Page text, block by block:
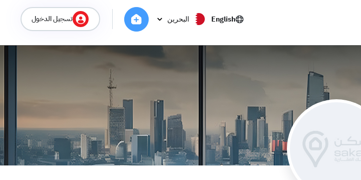
English البحرين تسجيل الدخول